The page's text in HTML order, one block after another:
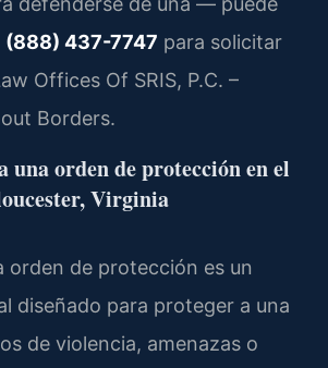
(888) 437-7747 para solicitar
Offices Of SRIS, P.C. –
Borders.
una orden de protección en el
Virginia
orden de protección es un
diseñado para proteger a una
de violencia, amenazas o